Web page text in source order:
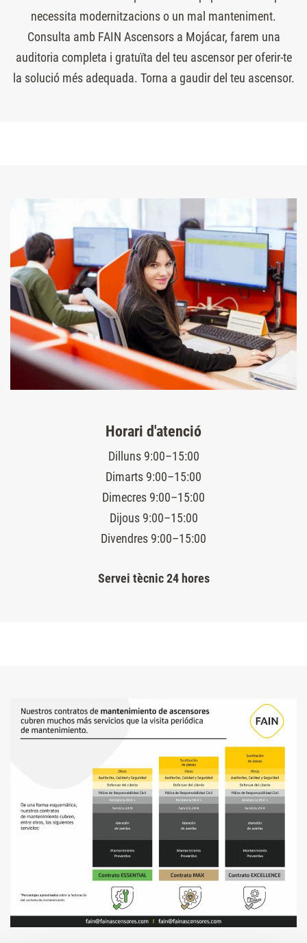
necessita modernitzacions o un mal manteniment.
Consulta amb FAIN Ascensors a Mojácar, farem una
auditoria completa i gratuïta del teu ascensor per oferir-te
la solució més adequada. Torna a gaudir del teu ascensor.
Horari d'atenció
Dilluns 9:00–15:00
Dimarts 9:00–15:00
Dimecres 9:00–15:00
Dijous 9:00–15:00
Divendres 9:00–15:00
Servei tècnic 24 hores